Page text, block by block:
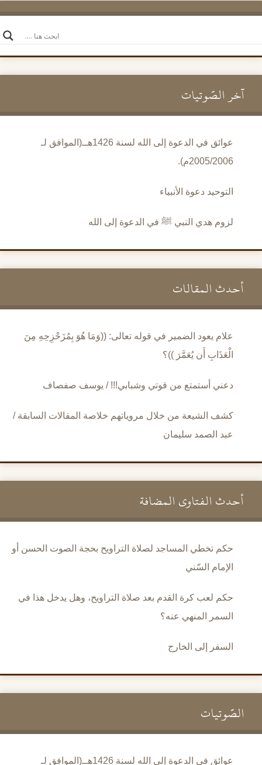
آخر الصَّوتيات
عوائق في الدعوة إلى الله لسنة 1426هــ(الموافق لـ
2005/2006م).
التوحيد دعوة الأنبياء
لزوم هدي النبي ﷺ في الدعوة إلى الله
أحدث المقالات
علام يعود الضمير في قوله تعالى: ((وَمَا هُوَ بِمُزَحْزِحِهِ مِنَ
الْعَذَابِ أَن يُعَمَّرَ ))؟
دعني أستمتع من قوتي وشبابي!!! / يوسف صفصاف
كشف الشيعة من خلال مروياتهم خلاصة المقالات السابقة /
عبد الصمد سليمان
أحدث الفتاوى المضافة
حكم تخطي المساجد لصلاة التراويح بحجة الصوت الحسن أو
الإمام السّني
حكم لعب كرة القدم بعد صلاة التراويح، وهل يدخل هذا في
السمر المنهي عنه؟
السفر إلى الخارج
الصَّوتيات
عوائق في الدعوة إلى الله لسنة 1426هــ(الموافق لـ